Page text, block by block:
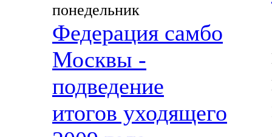
понедельник
Федерация самбо
Москвы -
подведение
итогов уходящего